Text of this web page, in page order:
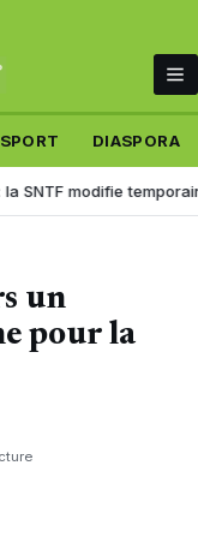
SPORT DIASPORA
modifie temporairement
un
pour la